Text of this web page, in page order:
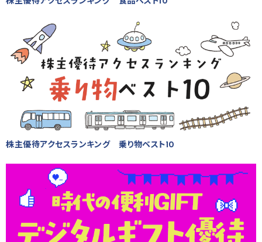
株主優待アクセスランキング 食品ベスト10
株主優待アクセスランキング 乗り物ベスト10